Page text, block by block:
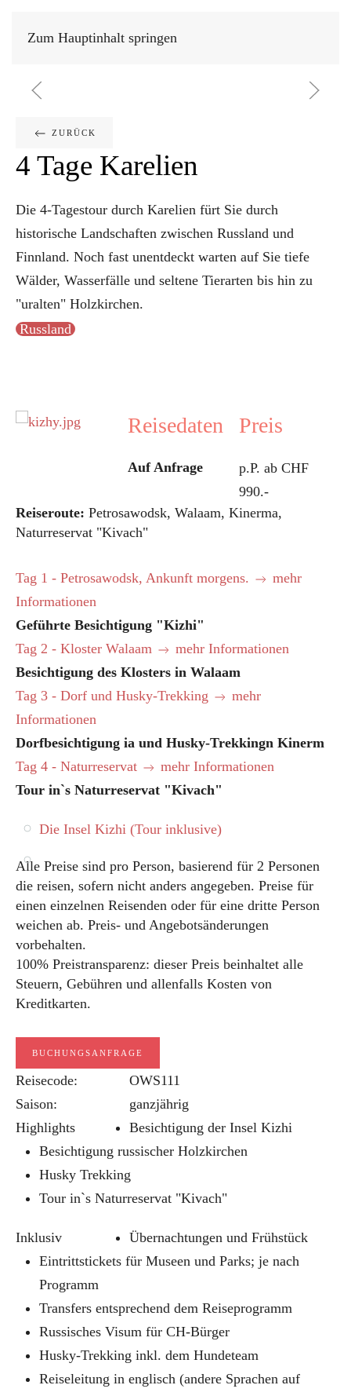
Zum Hauptinhalt springen
GESCHRIEBEN AM14. OKTOBER 2016
ZURÜCK
4 Tage Karelien
Die 4-Tagestour durch Karelien fürt Sie durch
historische Landschaften zwischen Russland und
Finnland. Noch fast unentdeckt warten auf Sie tiefe
Wälder, Wasserfälle und seltene Tierarten bis hin zu
"uralten" Holzkirchen.
Russland
Reisedaten
Auf Anfrage
Preis
p.P. ab CHF
990.-
Reiseroute: Petrosawodsk, Walaam, Kinerma,
Naturreservat "Kivach"
Tag 1 - Petrosawodsk, Ankunft morgens.
mehr
Informationen
Geführte Besichtigung "Kizhi"
Tag 2 - Kloster Walaam
mehr Informationen
Besichtigung des Klosters in Walaam
Tag 3 - Dorf und Husky-Trekking
mehr
Informationen
Dorfbesichtigung ia und Husky-Trekkingn Kinerm
Tag 4 - Naturreservat
mehr Informationen
Tour in`s Naturreservat "Kivach"
Die Insel Kizhi (Tour inklusive)
Alle Preise sind pro Person, basierend für 2 Personen
die reisen, sofern nicht anders angegeben. Preise für
einen einzelnen Reisenden oder für eine dritte Person
weichen ab. Preis- und Angebotsänderungen
vorbehalten.
100% Preistransparenz: dieser Preis beinhaltet alle
Steuern, Gebühren und allenfalls Kosten von
Kreditkarten.
BUCHUNGSANFRAGE
Reisecode:
OWS111
Saison:
ganzjährig
Highlights
Besichtigung der Insel Kizhi
Besichtigung russischer Holzkirchen
Husky Trekking
Tour in`s Naturreservat "Kivach"
Inklusiv
Übernachtungen und Frühstück
Eintrittstickets für Museen und Parks; je nach
Programm
Transfers entsprechend dem Reiseprogramm
Russisches Visum für CH-Bürger
Husky-Trekking inkl. dem Hundeteam
Reiseleitung in englisch (andere Sprachen auf